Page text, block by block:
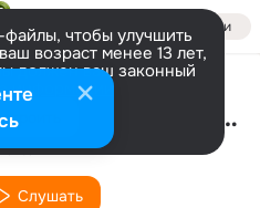
Войти
чтобы улучшить
возраст менее 13 лет,
должен ваш законный
информации
THE BEST OF RАЙ, Track 05
Слушать